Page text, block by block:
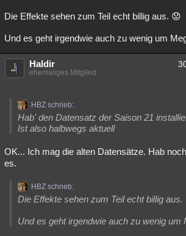
Die Effekte sehen zum Teil echt billig aus. 😟
Und es geht irgendwie auch zu wenig um
Haldir
ehemaliges Mitglied
HBZ schrieb:
Hab' den Datensatz der Saison 21
Ist also halbwegs aktuell
OK... Ich mag die alten Datensätze. Hab
es.
HBZ schrieb:
Die Effekte sehen zum Teil echt billig aus.
Und es geht irgendwie auch zu wenig um